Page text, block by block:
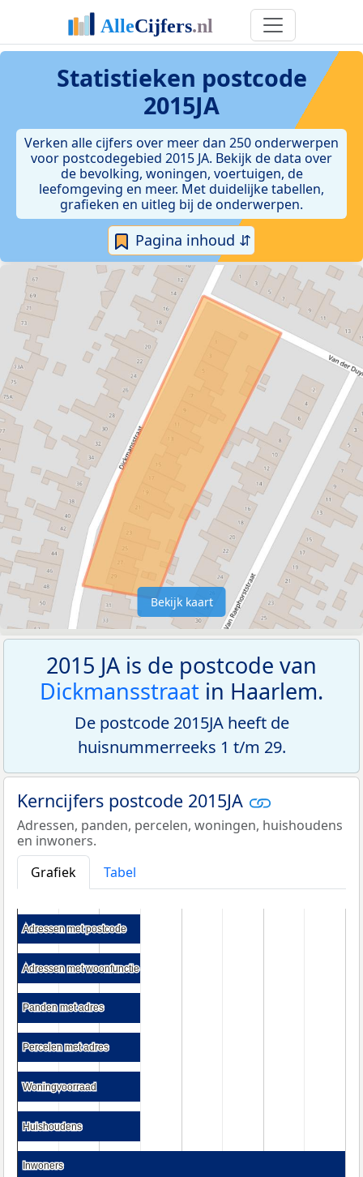
Statistieken postcode
2015JA
Verken alle cijfers over meer dan 250 onderwerpen
voor postcodegebied 2015 JA. Bekijk de data over
de bevolking, woningen, voertuigen, de
leefomgeving en meer. Met duidelijke tabellen,
grafieken en uitleg bij de onderwerpen.
Pagina inhoud ⇵
Bekijk kaart
2015 JA is de postcode van
Dickmansstraat in Haarlem.
De postcode 2015JA heeft de
huisnummerreeks 1 t/m 29.
Kerncijfers postcode 2015JA
Adressen, panden, percelen, woningen, huishoudens
en inwoners.
Grafiek
Tabel
Adressen met postcode
Adressen met postcode
Adressen met woonfunctie
Adressen met woonfunctie
Panden met adres
Panden met adres
Percelen met adres
Percelen met adres
Woningvoorraad
Woningvoorraad
Huishoudens
Huishoudens
Inwoners
Inwoners